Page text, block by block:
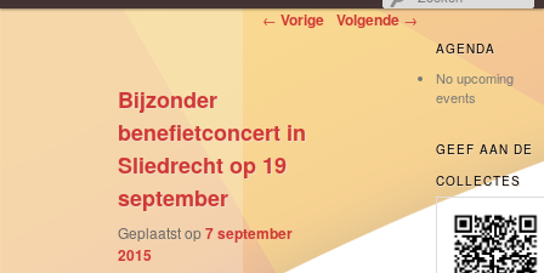
Berichtnavigatie ← Vorige Volgende →
Bijzonder
benefietconcert in
Sliedrecht op 19
september
Geplaatst op7 september
2015
AGENDA
No upcoming
events
GEEF AAN DE
COLLECTES